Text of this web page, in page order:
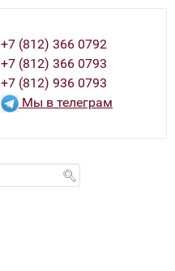
+7 (812) 366 0792
+7 (812) 366 0793
+7 (812) 936 0793
Мы в телеграм